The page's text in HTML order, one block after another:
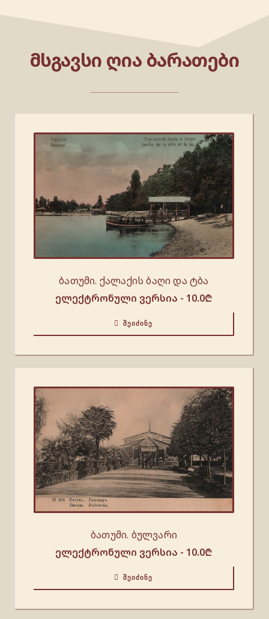
ᲛᲡᲒᲐᲕᲡᲘ ᲦᲘᲐ ᲑᲐᲠᲐᲗᲔᲑᲘ
ბათუმი. ქალაქის ბაღი და ტბა
ელექტრონული ვერსია - 10.0₾
ᲨᲔᲘᲫᲘᲜᲔ
ბათუმი. ბულვარი
ელექტრონული ვერსია - 10.0₾
ᲨᲔᲘᲫᲘᲜᲔ